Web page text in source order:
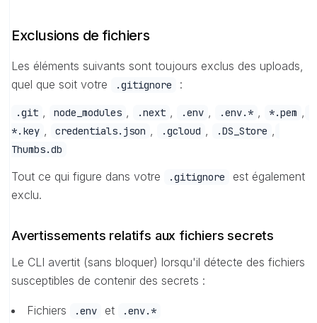
Exclusions de fichiers
Les éléments suivants sont toujours exclus des uploads,
quel que soit votre
.gitignore :
.git , node_modules , .next , .env , .env.* , *.pem ,
*.key , credentials.json , .gcloud , .DS_Store ,
Thumbs.db
Tout ce qui figure dans votre .gitignore
est également
exclu.
Avertissements relatifs aux fichiers secrets
Le CLI avertit (sans bloquer) lorsqu'il détecte des fichiers
susceptibles de contenir des secrets :
Fichiers .env et .env.*